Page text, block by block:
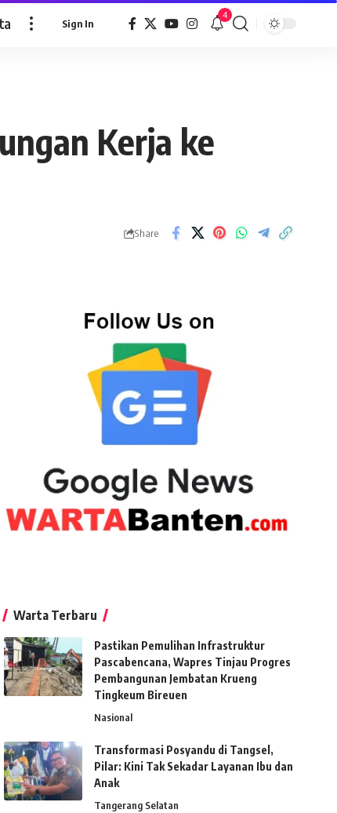
Sign In
4
Kerja ke
Share
Warta Terbaru
Pastikan Pemulihan Infrastruktur
Pascabencana, Wapres Tinjau Progres
Pembangunan Jembatan Krueng
Tingkeum Bireuen
Nasional
Transformasi Posyandu di Tangsel,
Pilar: Kini Tak Sekadar Layanan Ibu dan
Anak
Tangerang Selatan